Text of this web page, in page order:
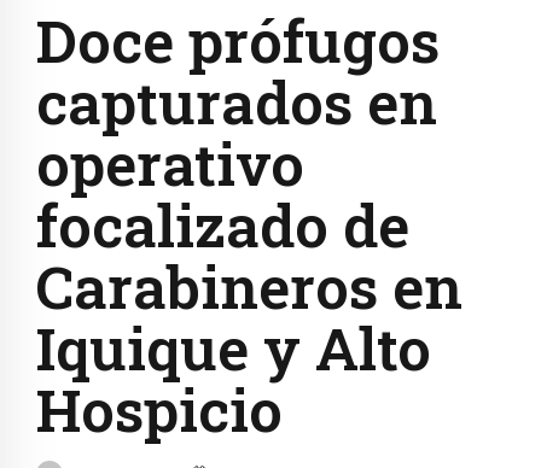
Doce prófugos
capturados en
operativo
focalizado de
Carabineros en
Iquique y Alto
Hospicio